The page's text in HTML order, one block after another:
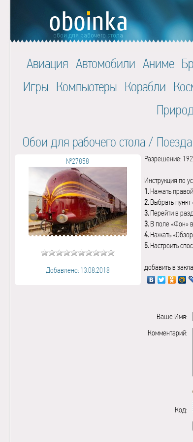
Авиация Автомобили Аниме
Игры Компьютеры Корабли
Обои для рабочего стола/ Поезда
№27858
Добавлено: 13.08.2018
Разрешение:
Инструкция по
1.Нажать
2.Выбрать пункт
3.Перейти в
3.В поле «Фон»
4.Нажать
5.Настроить
добавить в
Ваше Имя:
Комментарий:
Код: